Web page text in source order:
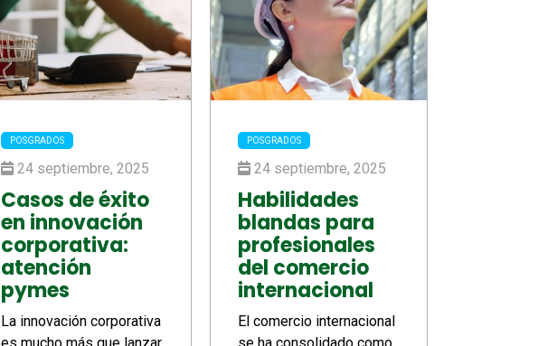
POSGRADOS
24 septiembre, 2025
Casos de éxito
en innovación
corporativa:
atención
pymes
La innovación corporativa
POSGRADOS
24 septiembre, 2025
Habilidades
blandas para
profesionales
del comercio
internacional
El comercio internacional